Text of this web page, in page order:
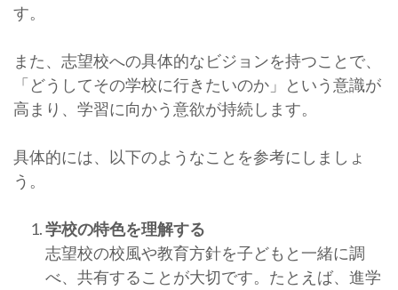
す。
また、志望校への具体的なビジョンを持つことで、
「どうしてその学校に行きたいのか」という意識が
高まり、学習に向かう意欲が持続します。
具体的には、以下のようなことを参考にしましょ
う。
学校の特色を理解する
志望校の校風や教育方針を子どもと一緒に調
べ、共有することが大切です。たとえば、進学